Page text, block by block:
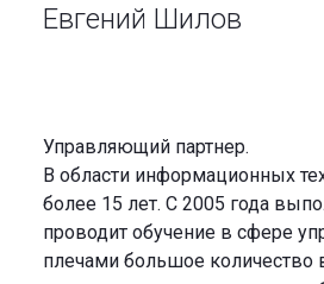
Евгений Шилов
Управляющий партнер.
В области информационных
более 15 лет. С 2005 года
проводит обучение в сфере
плечами большое